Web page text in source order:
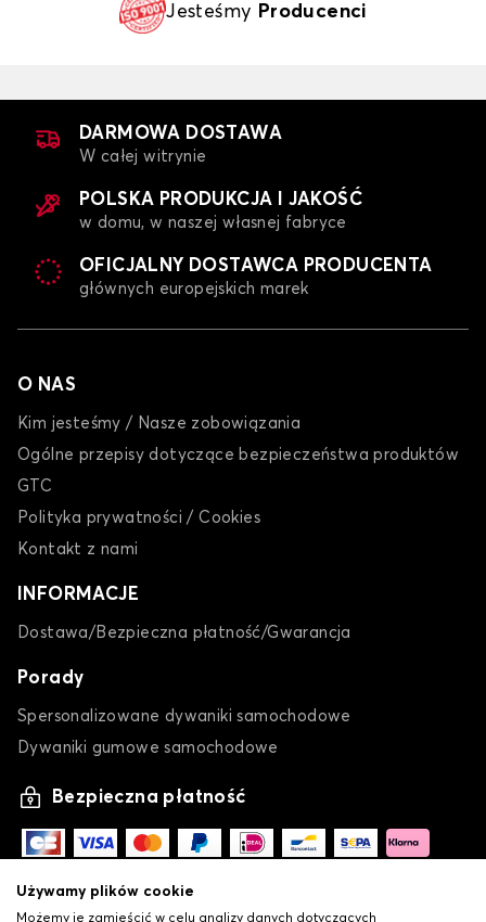
Jesteśmy Producenci
DARMOWA DOSTAWA
W całej witrynie
POLSKA PRODUKCJA I JAKOŚĆ
w domu, w naszej własnej fabryce
OFICJALNY DOSTAWCA PRODUCENTA
głównych europejskich marek
O NAS
Kim jesteśmy / Nasze zobowiązania
Ogólne przepisy dotyczące bezpieczeństwa produktów
GTC
Polityka prywatności / Cookies
Kontakt z nami
INFORMACJE
Dostawa/Bezpieczna płatność/Gwarancja
Porady
Spersonalizowane dywaniki samochodowe
Dywaniki gumowe samochodowe
Bezpieczna płatność
Używamy plików cookie
Możemy je zamieścić w celu analizy danych dotyczących